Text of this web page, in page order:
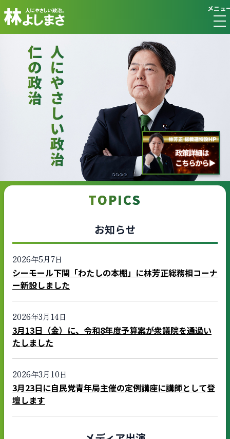
メニュ
TOPICS
お知らせ
2026年5月7日
シーモール下関「わたしの本棚」に林芳正総務相コーナ
ー新設しました
2026年3月14日
3月13日（金）に、令和8年度予算案が衆議院を通過い
たしました
2026年3月10日
3月23日に自民党青年局主催の定例講座に講師として登
壇します